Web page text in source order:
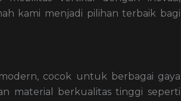
kami menjadi pilihan terbaik bagi
cocok untuk berbagai gaya
material berkualitas tinggi seperti